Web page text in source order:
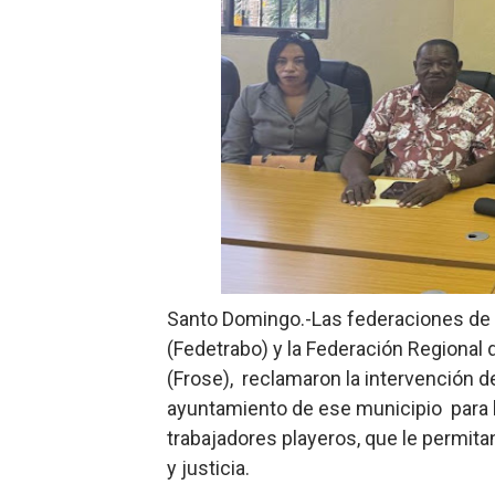
Residentes en San Juan
El magistrado Henry
​Domingo Plácido critica la
Graduación XII
Fellito Suberví asegura en
Hipótesis policial sobre
CESDN urge fortalecer el
Cacerolazos, gomas
Roberto Ángel Salcedo
Santo Domingo.-Las federaciones
(Fedetrabo) y la Federación
(Frose), reclamaron la intervención
ayuntamiento de ese municipio
trabajadores playeros, que le
y justicia.